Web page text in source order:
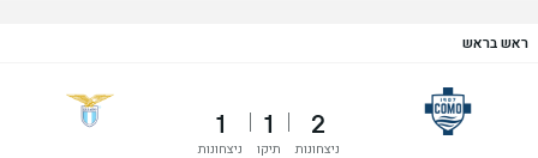
ראש בראש
2
ניצחונות
1
תיקו
1
ניצחונות